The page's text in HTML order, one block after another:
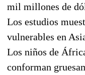
mil millones de
Los estudios
vulnerables en
Los niños de
conforman